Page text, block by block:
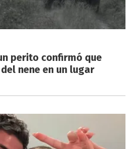
perito confirmó que
nene en un lugar